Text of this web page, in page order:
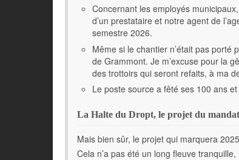
Concernant les employés
d’un prestataire et notre agent de
semestre 2026.
Même si le chantier n’était pas porté
de Grammont. Je m’excuse pour la
des trottoirs qui seront refaits, à ma
Le poste source a fêté ses 100 ans
La Halte du Dropt, le projet du mandat
Mais bien sûr, le projet qui marquera
Cela n’a pas été un long fleuve